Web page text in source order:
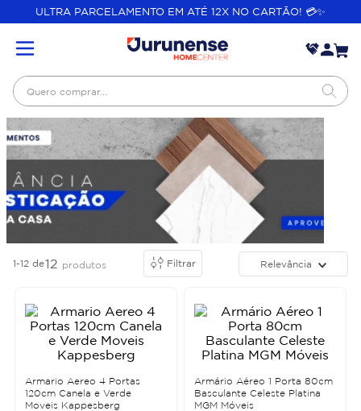
ULTRA PARCELAMENTO EM ATÉ 12X NO CARTÃO! 💳✨
Quero comprar...
1-12 de12 produtos Filtrar Relevância
Armario Aereo 4 Portas
120cm Canela e Verde
Moveis Kappesberg
Armário Aéreo 1 Porta 80cm
Basculante Celeste Platina
MGM Móveis